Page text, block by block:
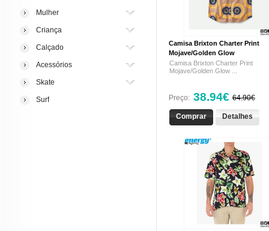
Camisa Brixton Charter Print
Mojave/Golden Glow
Camisa Brixton Charter Print
Mojave/Golden Glow ...
Preço: 38.94€ 64.90€
Comprar Detalhes
Mulher
Criança
Calçado
Acessórios
Skate
Surf